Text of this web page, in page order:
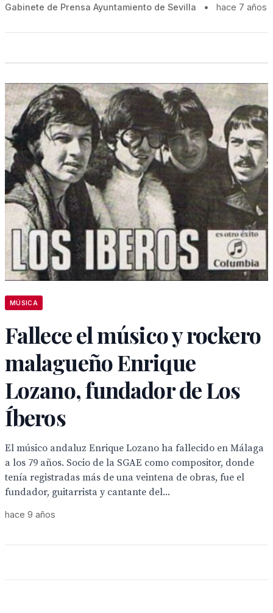
Gabinete de Prensa Ayuntamiento de Sevilla • hace 7 años
MÚSICA
Fallece el músico y rockero
malagueño Enrique
Lozano, fundador de Los
Íberos
El músico andaluz Enrique Lozano ha fallecido en Málaga
a los 79 años. Socio de la SGAE como compositor, donde
tenía registradas más de una veintena de obras, fue el
fundador, guitarrista y cantante del...
hace 9 años